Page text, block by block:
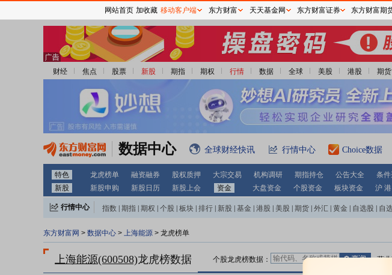
财经 焦点 股票 新股 期指 期权 行情 数据 全球 美股 港股 期货
数据中心 全球财经快讯 行情中心 Choice数据
特色 龙虎榜单 融资融券 股权质押 大宗交易 机构调研 期指持仓 公告大全 条
新股
新股申购 新股日历 新股上会 资金 大盘资金 个股资金 板块资金 沪
行情中心 指数 期指 期权 个股 板块 排行 新股 基金 港股 美股 期货 外汇 黄金 自选股 自
东方财富网 > 数据中心 > 上海能源 > 龙虎榜单
上海能源(600508)龙虎榜数据 个股龙虎榜数据： 营
网站首页 加收藏 移动客户端 东方财富 天天基金网 东方财富证券 东方财富期